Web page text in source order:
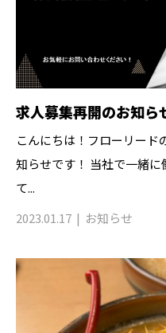
求人募集再開のお知ら
こんにちは！フローリード
知らせです！ 当社で一緒
て...
2023.01.17
お知らせ